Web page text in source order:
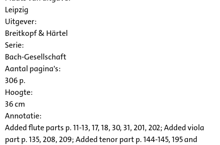
Leipzig
Uitgever:
Breitkopf & Härtel
Serie:
Bach-Gesellschaft
Aantal pagina's:
306 p.
Hoogte:
36 cm
Annotatie:
Added flute parts p. 11-13, 17, 18, 30, 31, 201, 202; Added viola
part p. 135, 208, 209; Added tenor part p. 144-145, 195 and